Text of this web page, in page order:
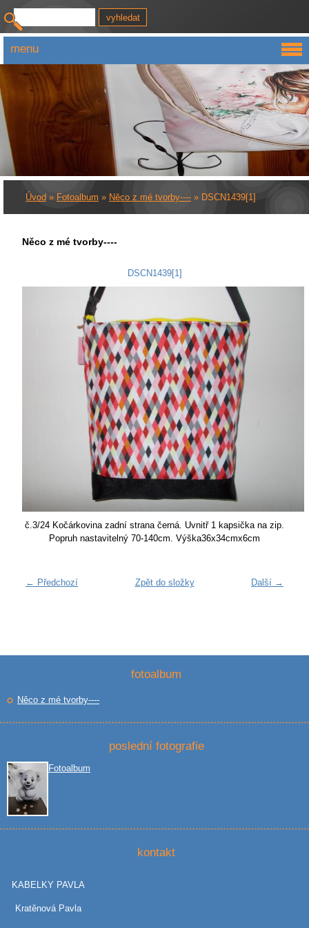
Úvod » Fotoalbum » Něco z mé tvorby---- » DSCN1439[1]
Něco z mé tvorby----
DSCN1439[1]
č.3/24 Kočárkovina zadní strana černá. Uvnitř 1 kapsička na zip.
Popruh nastavitelný 70-140cm. Výška36x34cmx6cm
← Předchozí Další →
Zpět do složky
menu
fotoalbum
Něco z mé tvorby----
poslední fotografie
Fotoalbum
kontakt
KABELKY PAVLA
Kratěnová Pavla